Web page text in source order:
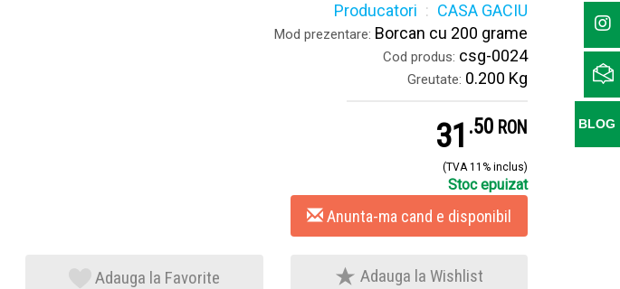
Producatori CASA GACIU
Mod prezentare: Borcan cu 200 grame
Cod produs: csg-0024
Greutate: 0.200 Kg
31 .5 RON
(TVA 11% inclus)
Stoc epuizat
Anunta-ma cand e disponibil
Adauga la Favorite Adauga la Wishlist
BLOG